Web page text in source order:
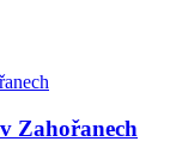
Zahořanech